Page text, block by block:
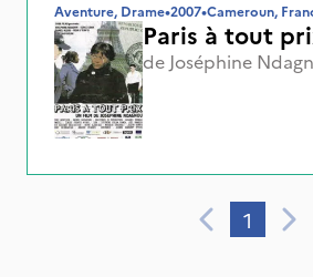
Aventure, Drame•2007•Cameroun,
Paris à tout
de Joséphine
1